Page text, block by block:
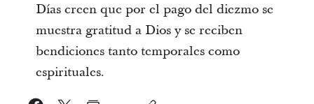
Días creen que por el pago del diezmo se
muestra gratitud a Dios y se reciben
bendiciones tanto temporales como
espirituales.